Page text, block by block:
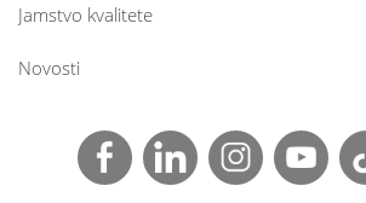
Jamstvo kvalitete
Novosti